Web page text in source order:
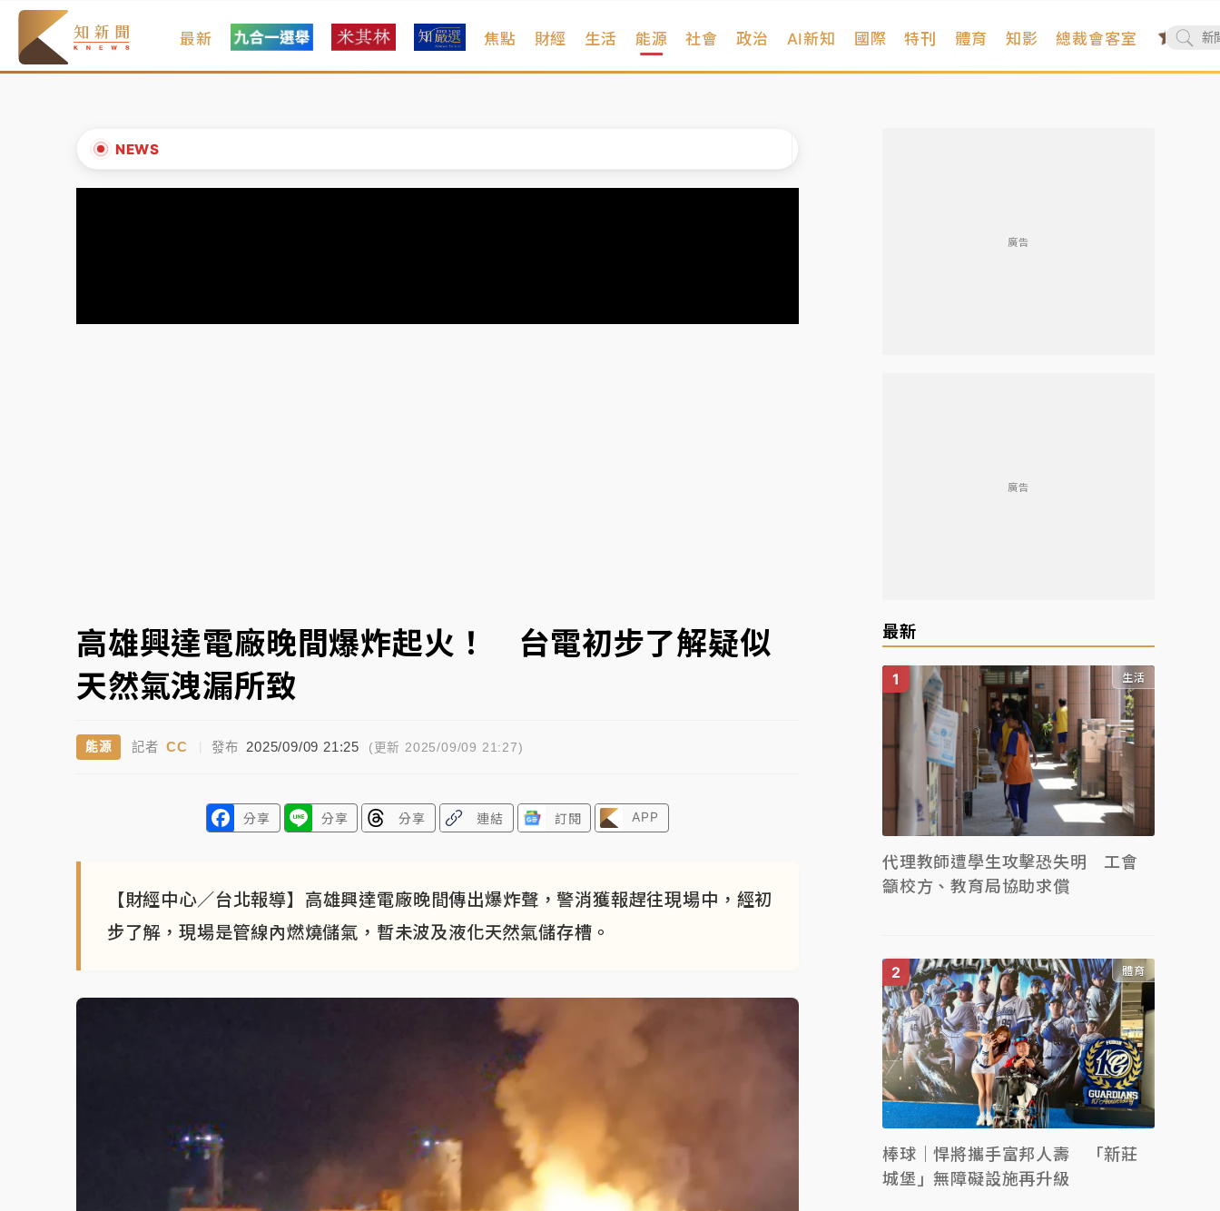
最新 焦點 財經 生活 能源 社會 政治 AI新知 國際 特刊 體育 知影 總裁會客室
NEWS
中信慈善基金會想增加董事人數！辜仲諒向法院聲請遭駁 理由曝光
故宮《龍藏經》特展第2檔！今線上預約開賣一度塞車 周六起展出延長至晚上7時
高雄興達電廠晚間爆炸起火！ 台電初步了解疑似
天然氣洩漏所致
能源 記者 CC 發布 2025/09/09 21:25 (更新 2025/09/09 21:27)
分享 分享 分享 連結 訂閱 APP
【財經中心／台北報導】高雄興達電廠晚間傳出爆炸聲，警消獲報趕往現場中，經初
步了解，現場是管線內燃燒儲氣，暫未波及液化天然氣儲存槽。
廣告
廣告
最新
生活
代理教師遭學生攻擊恐失明 工會
籲校方、教育局協助求償
體育
棒球｜悍將攜手富邦人壽 「新莊
城堡」無障礙設施再升級